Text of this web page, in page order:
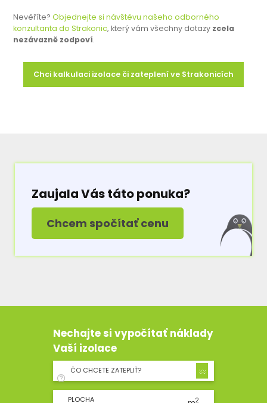
Nevěříte?Objednejte si návštěvu našeho odborného
konzultanta do Strakonic, který vám všechny dotazy zcela
nezávazně zodpoví.
Chci kalkulaci izolace či zateplení ve Strakonicích
Zaujala Vás táto ponuka?
Chcem spočítať cenu
Nechajte si vypočítať náklady
Vaší izolace
ČO CHCETE ZATEPLIŤ?
PLOCHA 2